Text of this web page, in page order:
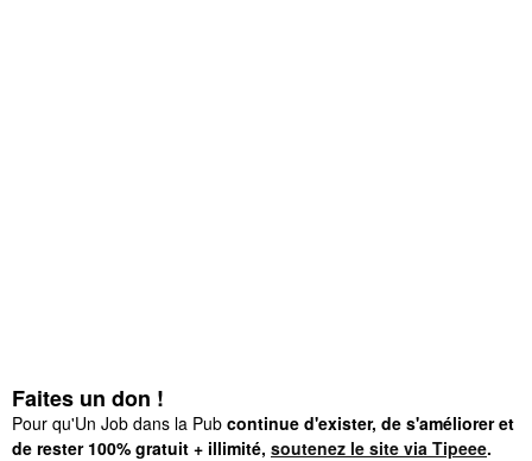
Faites un don !
Pour qu'Un Job dans la Pub continue d'exister, de s'améliorer et
de rester 100% gratuit + illimité, soutenez le site via Tipeee.